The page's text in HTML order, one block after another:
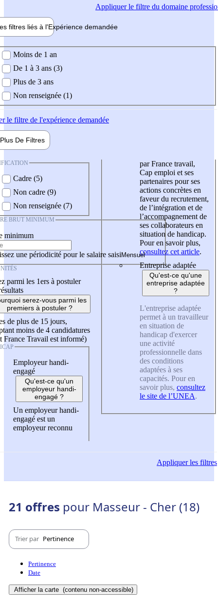
Appliquerle filtre du domaine
filtres liés à l'Expérience demandée
demandée
Moins de 1 an
De 1 à 3 ans (3)
Plus de 3 ans
Non renseignée (1)
le filtre de l'expérience demandée
Plus De Filtres
Cadre (5)
Non cadre (9)
Non renseignée (7)
BRUT MINIMUM
minimum
une périodicité pour le salaire saisi
parmi les 1ers à postuler
serez-vous parmi les
premiers à postuler ?
de plus de 15 jours,
moins de 4 candidatures
France Travail est informé)
Employeur handi-
engagé
Qu'est-ce qu'un
employeur handi-
engagé ?
Un employeur handi-
engagé est un
employeur reconnu
par France travail,
Cap emploi et ses
partenaires pour ses
actions concrètes en
faveur du recrutement,
de l’intégration et de
l’accompagnement de
ses collaborateurs en
situation de handicap.
Pour en savoir plus,
consultez cet article.
Entreprise adaptée
Qu'est-ce qu'une
entreprise adaptée
?
L'entreprise adaptée
permet à un travailleur
en situation de
handicap d'exercer
une activité
professionnelle dans
des conditions
adaptées à ses
capacités. Pour en
savoir plus, consultez
le site de l’UNEA.
Appliquerles filtres
21 offres pour Masseur - Cher (18)
Trier par Pertinence
Pertinence
Date
Afficher la carte (contenu non-accessible)